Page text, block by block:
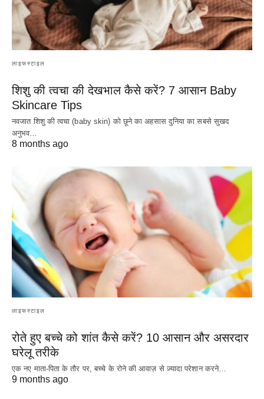
लाइफस्टाइल
शिशु की त्वचा की देखभाल कैसे करें? 7 आसान Baby
Skincare Tips
नवजात शिशु की त्वचा (baby skin) को छूने का अहसास दुनिया का सबसे सुखद
अनुभव…
8 months ago
लाइफस्टाइल
रोते हुए बच्चे को शांत कैसे करें? 10 आसान और असरदार
घरेलू तरीके
एक नए माता-पिता के तौर पर, बच्चे के रोने की आवाज़ से ज़्यादा परेशान करने…
9 months ago